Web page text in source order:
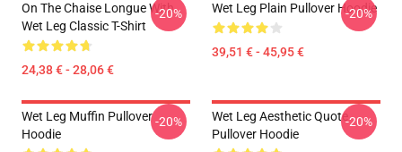
On The Chaise Longue With
Wet Leg Classic T-Shirt
24,38 € - 28,06 €
-20% Wet Leg Plain Pullover Hoodie
39,51 € - 45,95 €
-20%
Wet Leg Muffin Pullover
Hoodie
-20%
Wet Leg Aesthetic Quote
Pullover Hoodie
-20%